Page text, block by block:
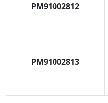
PM91002812
PM91002813